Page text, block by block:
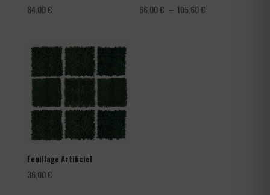
84,00€
66,00€ – 105,60€
Feuillage Artificiel
36,00€